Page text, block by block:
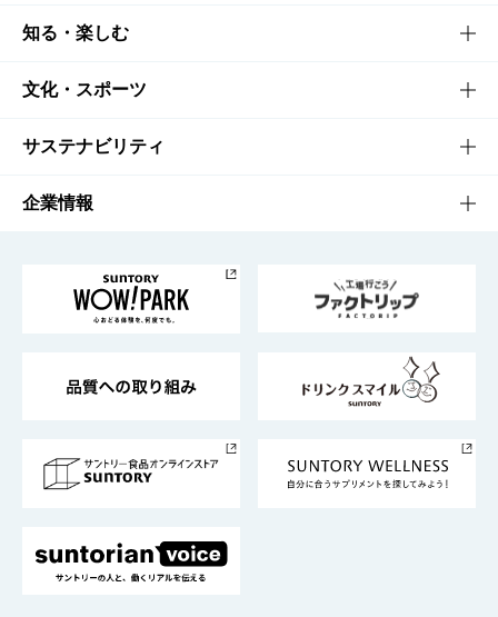
商品TOP
商品一覧
商品発売情報
栄養成分一覧
知る・楽しむ
知る・楽しむTOP
キャンペーン
工場見学
地域情報
文化・スポーツ
文化・スポーツTOP
サントリーホール
サントリーサンバーズ大阪
サステナビリティ
サステナビリティTOP
サントリーが考えるサステナビリティ経営
企業情報
企業概要
採用情報